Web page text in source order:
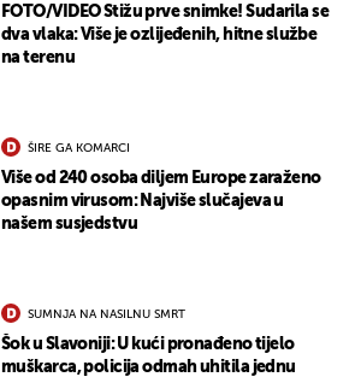
FOTO/VIDEO Stižu prve snimke! Sudarila se
dva vlaka: Više je ozlijeđenih, hitne službe
na terenu
ŠIRE GA KOMARCI
Više od 240 osoba diljem Europe zaraženo
opasnim virusom: Najviše slučajeva u
našem susjedstvu
SUMNJA NA NASILNU SMRT
Šok u Slavoniji: U kući pronađeno tijelo
muškarca, policija odmah uhitila jednu